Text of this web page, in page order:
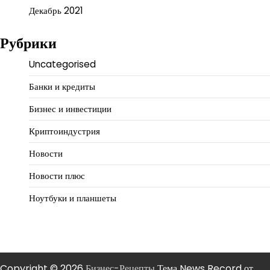
Декабрь 2021
Рубрики
Uncategorised
Банки и кредиты
Бизнес и инвестиции
Криптоиндустрия
Новости
Новости плюс
Ноутбуки и планшеты